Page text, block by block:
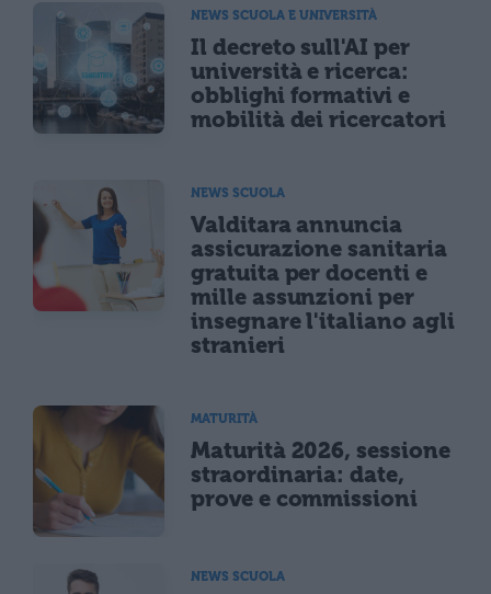
NEWS SCUOLA E UNIVERSITÀ
Il decreto sull'AI per
università e ricerca:
obblighi formativi e
mobilità dei ricercatori
NEWS SCUOLA
Valditara annuncia
assicurazione sanitaria
gratuita per docenti e
mille assunzioni per
insegnare l'italiano agli
stranieri
MATURITÀ
Maturità 2026, sessione
straordinaria: date,
prove e commissioni
NEWS SCUOLA